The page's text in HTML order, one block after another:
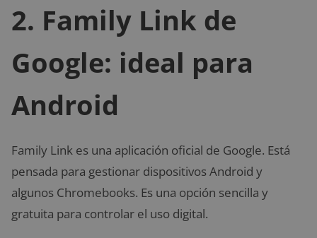
2. Family Link de
Google: ideal para
Android
Family Link es una aplicación oficial de Google. Está
pensada para gestionar dispositivos Android y
algunos Chromebooks. Es una opción sencilla y
gratuita para controlar el uso digital.